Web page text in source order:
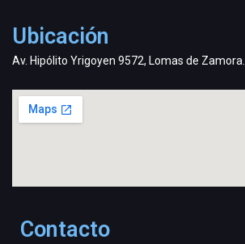
Ubicación
Av. Hipólito Yrigoyen 9572, Lomas de Zamora.
Contacto